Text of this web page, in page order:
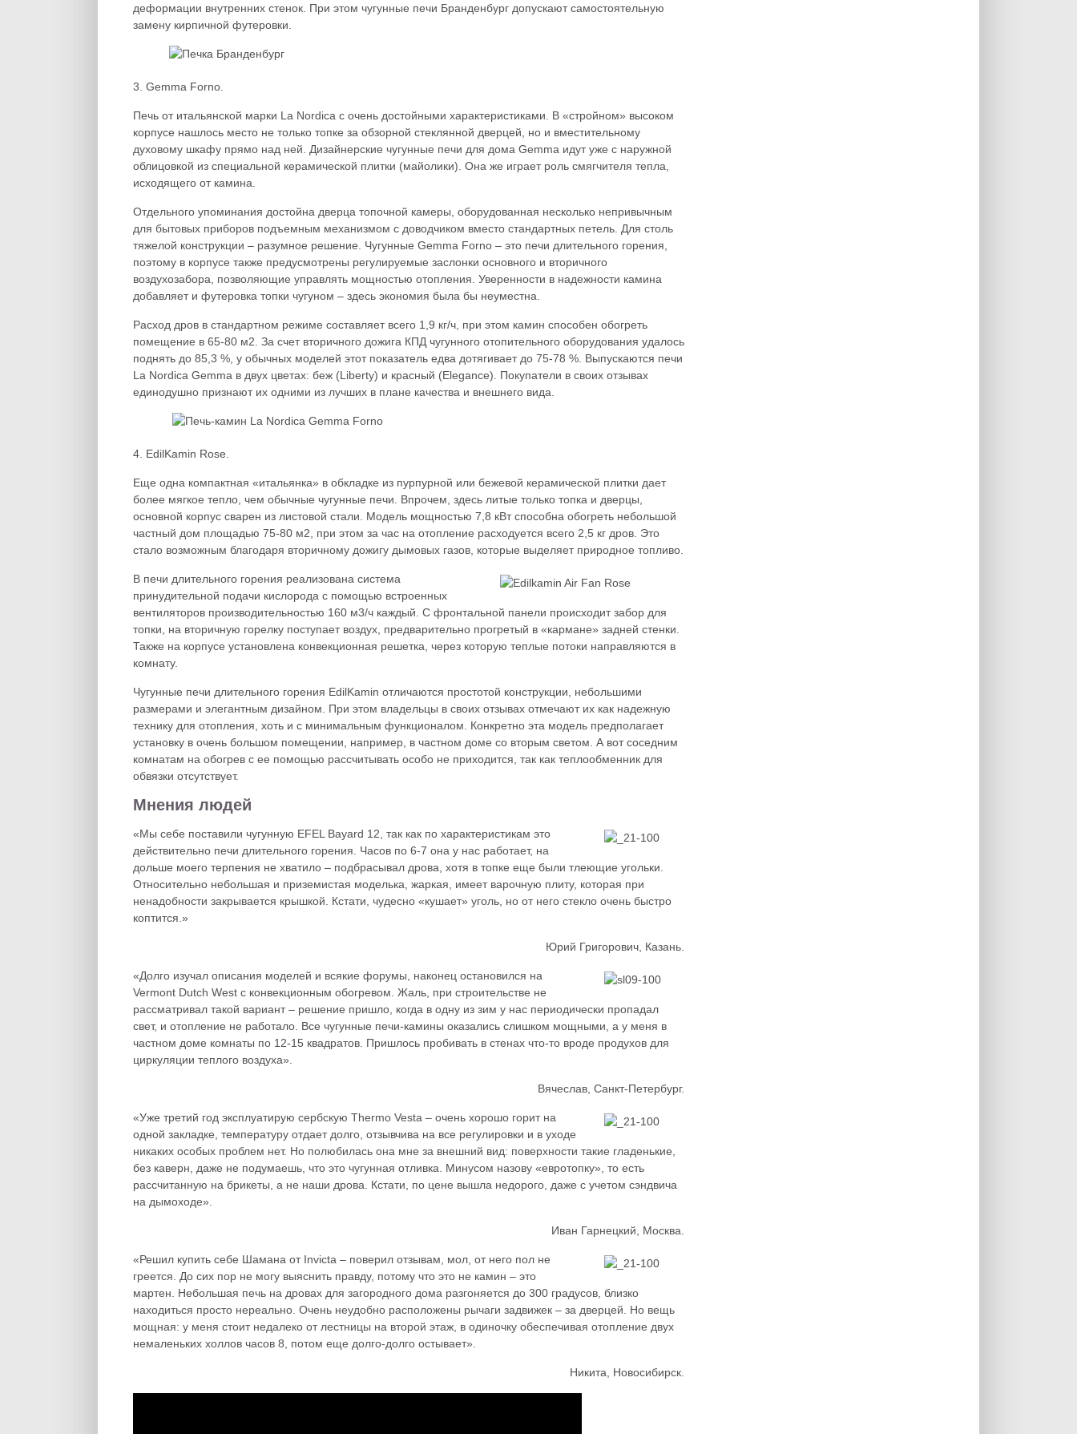
деформации внутренних стенок. При этом чугунные печи Бранденбург допускают самостоятельную
замену кирпичной футеровки.
3. Gemma Forno.
Печь от итальянской марки La Nordica с очень достойными характеристиками. В «стройном» высоком
корпусе нашлось место не только топке за обзорной стеклянной дверцей, но и вместительному
духовому шкафу прямо над ней. Дизайнерские чугунные печи для дома Gemma идут уже с наружной
облицовкой из специальной керамической плитки (майолики). Она же играет роль смягчителя тепла,
исходящего от камина.
Отдельного упоминания достойна дверца топочной камеры, оборудованная несколько непривычным
для бытовых приборов подъемным механизмом с доводчиком вместо стандартных петель. Для столь
тяжелой конструкции – разумное решение. Чугунные Gemma Forno – это печи длительного горения,
поэтому в корпусе также предусмотрены регулируемые заслонки основного и вторичного
воздухозабора, позволяющие управлять мощностью отопления. Уверенности в надежности камина
добавляет и футеровка топки чугуном – здесь экономия была бы неуместна.
Расход дров в стандартном режиме составляет всего 1,9 кг/ч, при этом камин способен обогреть
помещение в 65-80 м2. За счет вторичного дожига КПД чугунного отопительного оборудования удалось
поднять до 85,3 %, у обычных моделей этот показатель едва дотягивает до 75-78 %. Выпускаются печи
La Nordica Gemma в двух цветах: беж (Liberty) и красный (Elegance). Покупатели в своих отзывах
единодушно признают их одними из лучших в плане качества и внешнего вида.
4. EdilKamin Rose.
Еще одна компактная «итальянка» в обкладке из пурпурной или бежевой керамической плитки дает
более мягкое тепло, чем обычные чугунные печи. Впрочем, здесь литые только топка и дверцы,
основной корпус сварен из листовой стали. Модель мощностью 7,8 кВт способна обогреть небольшой
частный дом площадью 75-80 м2, при этом за час на отопление расходуется всего 2,5 кг дров. Это
стало возможным благодаря вторичному дожигу дымовых газов, которые выделяет природное топливо.
В печи длительного горения реализована система
принудительной подачи кислорода с помощью встроенных
вентиляторов производительностью 160 м3/ч каждый. С фронтальной панели происходит забор для
топки, на вторичную горелку поступает воздух, предварительно прогретый в «кармане» задней стенки.
Также на корпусе установлена конвекционная решетка, через которую теплые потоки направляются в
комнату.
Чугунные печи длительного горения EdilKamin отличаются простотой конструкции, небольшими
размерами и элегантным дизайном. При этом владельцы в своих отзывах отмечают их как надежную
технику для отопления, хоть и с минимальным функционалом. Конкретно эта модель предполагает
установку в очень большом помещении, например, в частном доме со вторым светом. А вот соседним
комнатам на обогрев с ее помощью рассчитывать особо не приходится, так как теплообменник для
обвязки отсутствует.
Мнения людей
«Мы себе поставили чугунную EFEL Bayard 12, так как по характеристикам это
действительно печи длительного горения. Часов по 6-7 она у нас работает, на
дольше моего терпения не хватило – подбрасывал дрова, хотя в топке еще были тлеющие угольки.
Относительно небольшая и приземистая моделька, жаркая, имеет варочную плиту, которая при
ненадобности закрывается крышкой. Кстати, чудесно «кушает» уголь, но от него стекло очень быстро
коптится.»
Юрий Григорович, Казань.
«Долго изучал описания моделей и всякие форумы, наконец остановился на
Vermont Dutch West с конвекционным обогревом. Жаль, при строительстве не
рассматривал такой вариант – решение пришло, когда в одну из зим у нас периодически пропадал
свет, и отопление не работало. Все чугунные печи-камины оказались слишком мощными, а у меня в
частном доме комнаты по 12-15 квадратов. Пришлось пробивать в стенах что-то вроде продухов для
циркуляции теплого воздуха».
Вячеслав, Санкт-Петербург.
«Уже третий год эксплуатирую сербскую Thermo Vesta – очень хорошо горит на
одной закладке, температуру отдает долго, отзывчива на все регулировки и в уходе
никаких особых проблем нет. Но полюбилась она мне за внешний вид: поверхности такие гладенькие,
без каверн, даже не подумаешь, что это чугунная отливка. Минусом назову «евротопку», то есть
рассчитанную на брикеты, а не наши дрова. Кстати, по цене вышла недорого, даже с учетом сэндвича
на дымоходе».
Иван Гарнецкий, Москва.
«Решил купить себе Шамана от Invicta – поверил отзывам, мол, от него пол не
греется. До сих пор не могу выяснить правду, потому что это не камин – это
мартен. Небольшая печь на дровах для загородного дома разгоняется до 300 градусов, близко
находиться просто нереально. Очень неудобно расположены рычаги задвижек – за дверцей. Но вещь
мощная: у меня стоит недалеко от лестницы на второй этаж, в одиночку обеспечивая отопление двух
немаленьких холлов часов 8, потом еще долго-долго остывает».
Никита, Новосибирск.